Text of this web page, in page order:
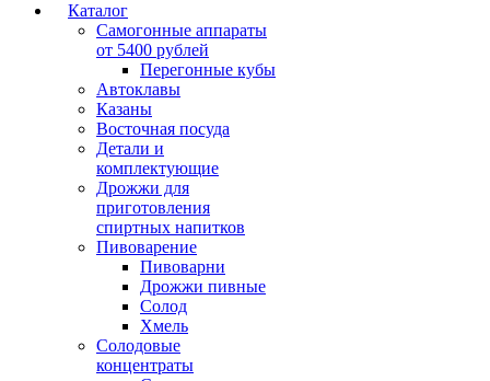
Каталог
Самогонные аппараты
от 5400 рублей
Перегонные кубы
Автоклавы
Казаны
Восточная посуда
Детали и
комплектующие
Дрожжи для
приготовления
спиртных напитков
Пивоварение
Пивоварни
Дрожжи пивные
Солод
Хмель
Солодовые
концентраты